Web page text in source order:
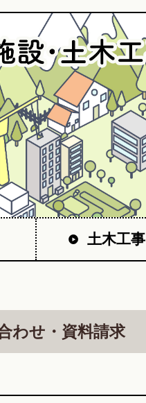
土木工事
わせ・資料請求